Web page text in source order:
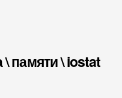
\ памяти \ iostat